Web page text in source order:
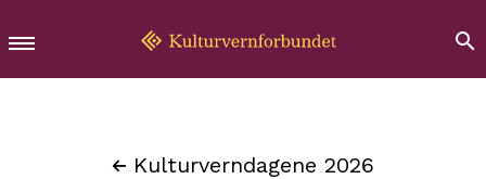
Kulturverndagene 2026